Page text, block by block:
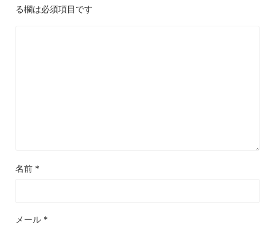
る欄は必須項目です
名前 *
メール *